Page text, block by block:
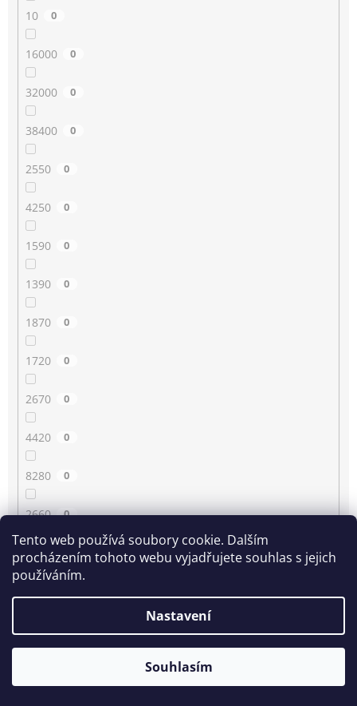
Tento web používá soubory cookie. Dalším
procházením tohoto webu vyjadřujete souhlas s jejich
používáním.
Nastavení
Souhlasím
10 0
16000 0
32000 0
38400 0
2550 0
4250 0
1590 0
1390 0
1870 0
1720 0
2670 0
4420 0
8280 0
2660 0
4430 0